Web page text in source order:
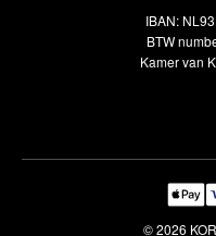
Veelgestelde vragen
IBAN:
BTW
Kamer van
© 2026